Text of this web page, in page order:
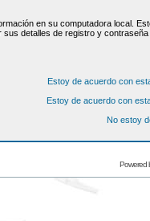
en su computadora local.
detalles de registro y
Estoy de acuerdo con
Estoy de acuerdo con
No estoy
Powered